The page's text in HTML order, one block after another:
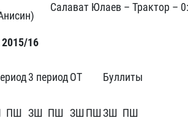
Салават Юлаев – Трактор –
2015/16
3 периодОТ Буллиты
ПШ ЗШ ПШ ЗШПШЗШ ПШ